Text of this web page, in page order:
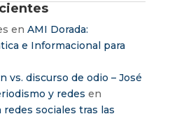
en AMI Dorada:
e Informacional para
vs. discurso de odio – José
y redes en
sociales tras las